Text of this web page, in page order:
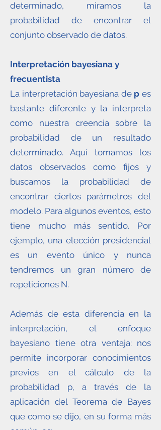
determinado, miramos la
probabilidad de encontrar el
conjunto observado de datos.
Interpretación bayesiana y
frecuentista
La interpretación bayesiana de p es
bastante diferente y la interpreta
como nuestra creencia sobre la
probabilidad de un resultado
determinado. Aquí tomamos los
datos observados como fijos y
buscamos la probabilidad de
encontrar ciertos parámetros del
modelo. Para algunos eventos, esto
tiene mucho más sentido. Por
ejemplo, una elección presidencial
es un evento único y nunca
tendremos un gran número de
repeticiones N.
Además de esta diferencia en la
interpretación, el enfoque
bayesiano tiene otra ventaja: nos
permite incorporar conocimientos
previos en el cálculo de la
probabilidad p, a través de la
aplicación del Teorema de Bayes
que como se dijo, en su forma más